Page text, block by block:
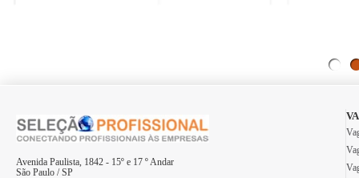
São Paulo
Sergipe
Tocantins
Avenida Paulista, 1842 - 15º e 17 º Andar
São Paulo / SP